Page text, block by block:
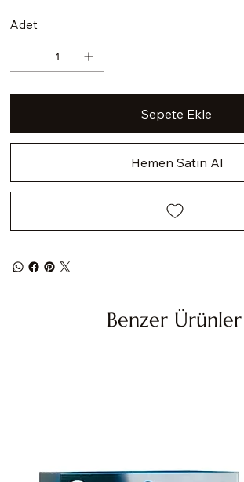
Adet
Sepete Ekle
Hemen Satın Al
Benzer Ürünler